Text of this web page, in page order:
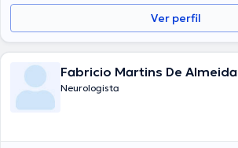
Ver perfil
Fabricio Martins De Almeida
Neurologista